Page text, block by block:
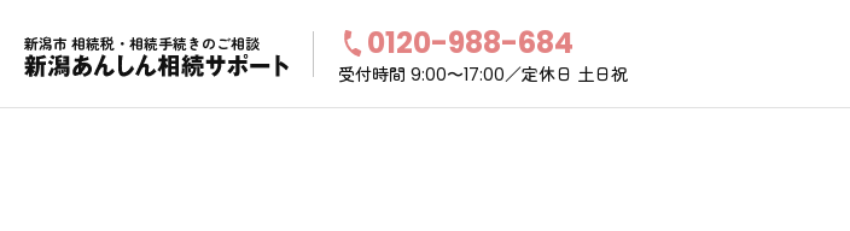
新潟市 相続税・相続手続きのご相談 0120-988-684
受付時間 9:00〜17:00／定休日 土日祝